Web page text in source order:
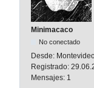
Minimacaco
No conectado
Desde:
Registrado:
Mensajes: 1